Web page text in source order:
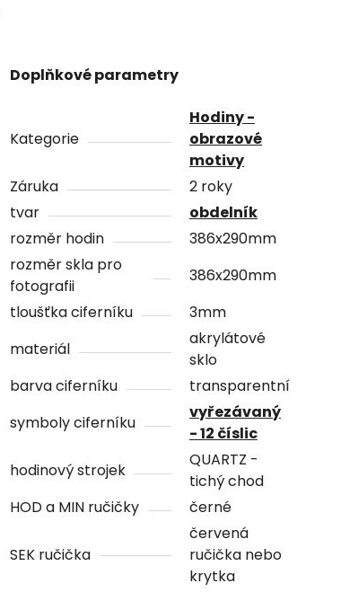
Doplňkové parametry
Kategorie
Hodiny -
obrazové
motivy
Záruka
2 roky
tvar
obdelník
rozměr hodin
386x290mm
rozměr skla pro
fotografii
386x290mm
tloušťka ciferníku
3mm
materiál
akrylátové
sklo
barva ciferníku
transparentní
symboly ciferníku
vyřezávaný
- 12 číslic
hodinový strojek
QUARTZ -
tichý chod
HOD a MIN ručičky
černé
SEK ručička
červená
ručička nebo
krytka